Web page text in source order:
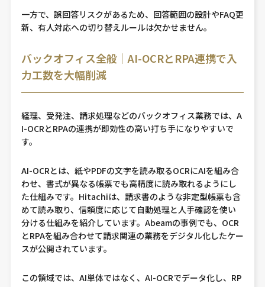
一方で、誤回答リスクがあるため、回答範囲の設計やFAQ更
新、有人対応への切り替えルールは欠かせません。
バックオフィス全般｜AI-OCRとRPA連携で入
力工数を大幅削減
経理、受発注、請求処理などのバックオフィス業務では、A
I-OCRとRPAの連携が即効性の高い打ち手になりやすいで
す。
AI-OCRとは、紙やPDFの文字を読み取るOCRにAIを組み合
わせ、書式が異なる帳票でも高精度に読み取れるようにし
た仕組みです。Hitachiは、請求書のような非定型帳票も含
めて読み取り、信頼度に応じて自動処理と人手確認を使い
分ける仕組みを紹介しています。Abeamの事例でも、OCR
とRPAを組み合わせて請求関連の業務をデジタル化したケー
スが公開されています。
この領域では、AI単体ではなく、AI-OCRでデータ化し、RP